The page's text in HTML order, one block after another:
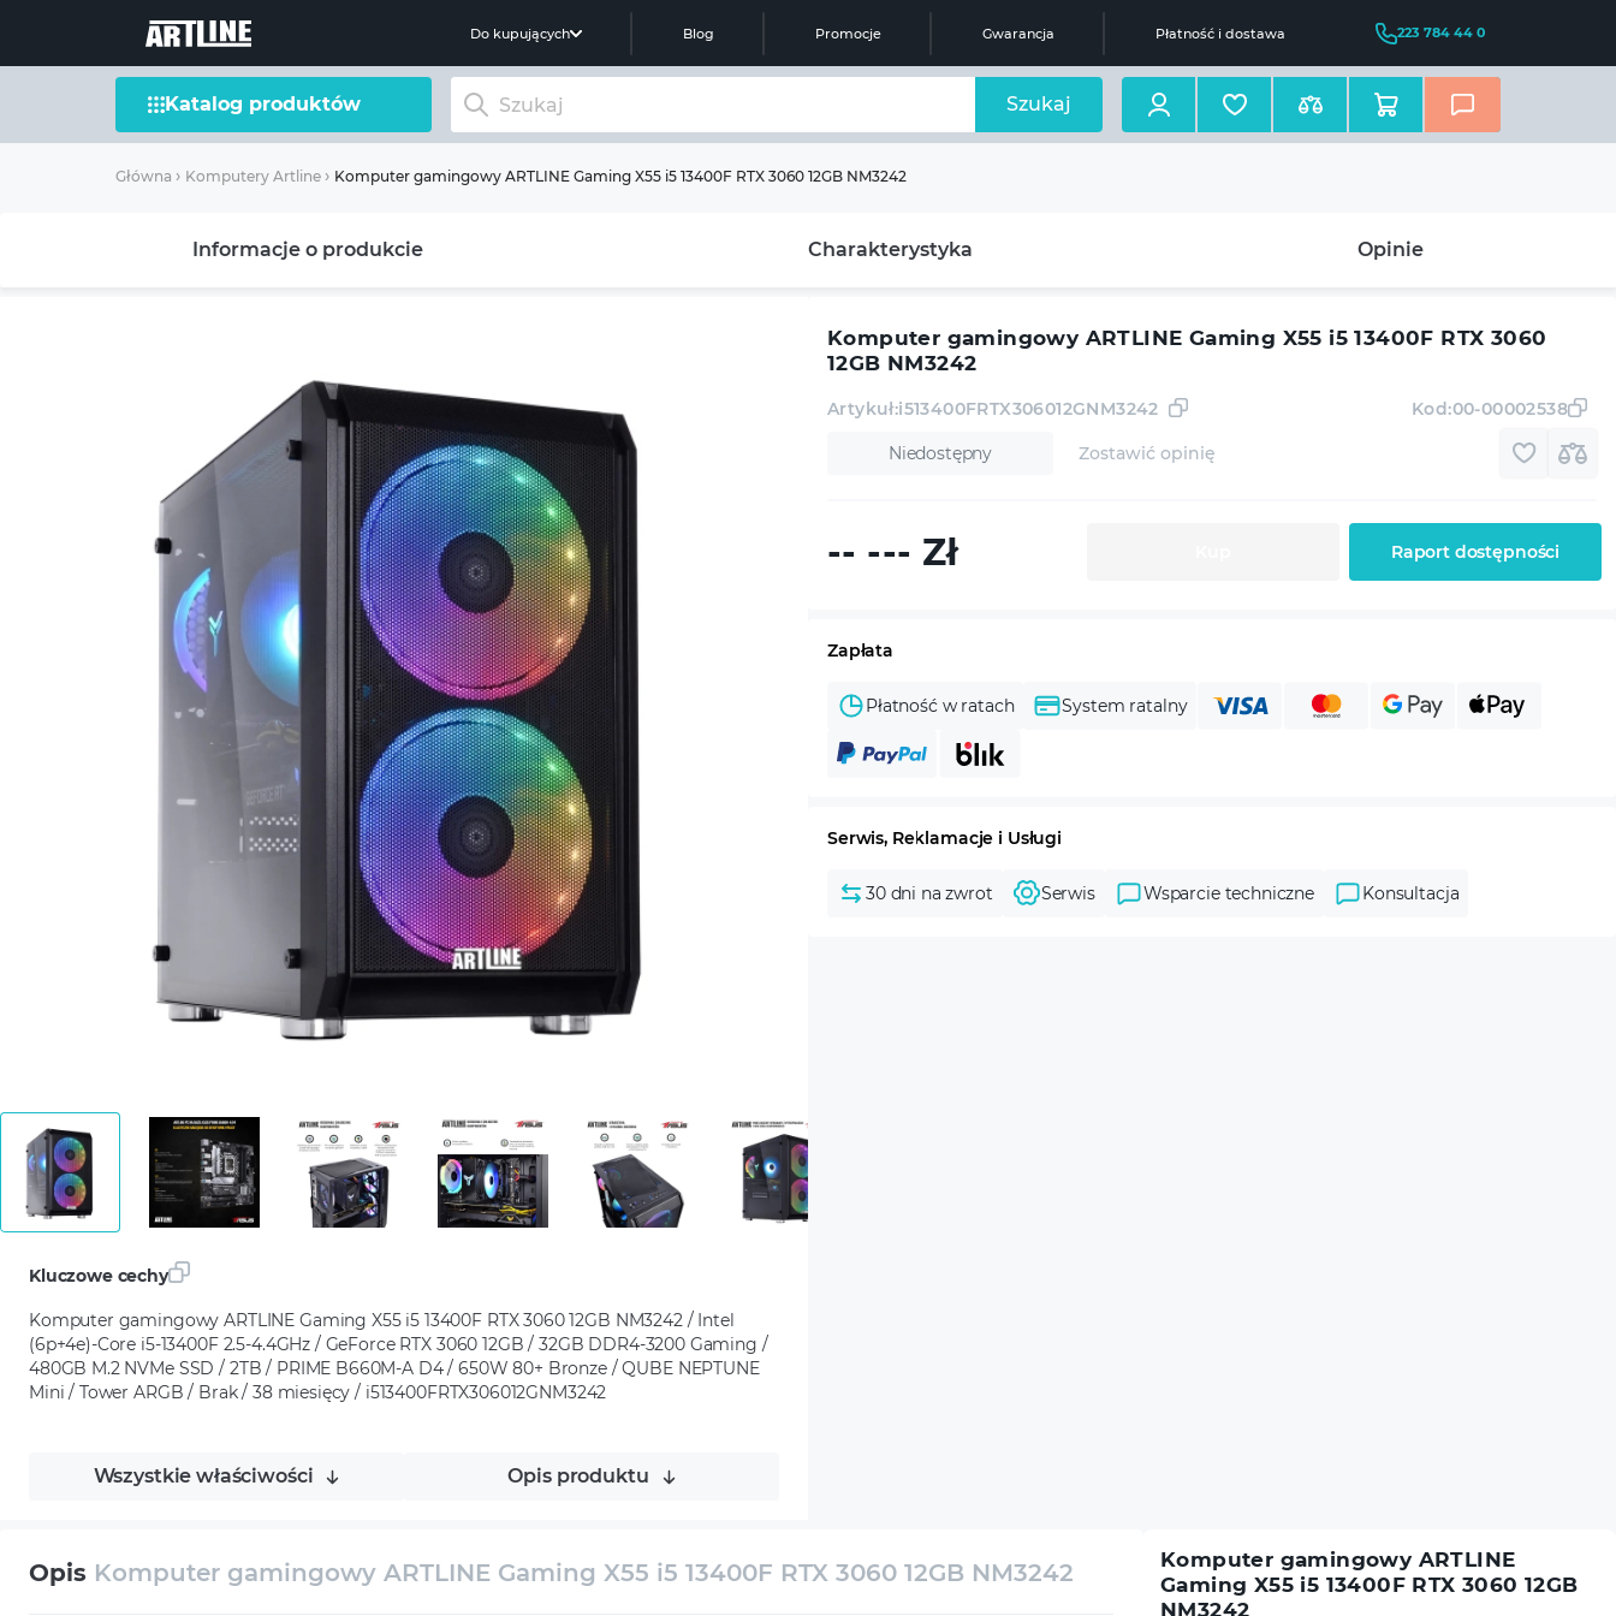
Do kupujących Blog Promocje Gwarancja Płatność i dostawa 223 784 44 0
Katalog produktów Szukaj
Główna Komputery Artline Komputer gamingowy ARTLINE Gaming X55 i5 13400F RTX 3060 12GB NM3242
Informacje o produkcie Charakterystyka Opinie
Kluczowe cechy
Komputer gamingowy ARTLINE Gaming X55 i5 13400F RTX 3060 12GB NM3242 / Intel
(6p+4e)-Core i5-13400F 2.5-4.4GHz / GeForce RTX 3060 12GB / 32GB DDR4-3200 Gaming /
480GB M.2 NVMe SSD / 2TB / PRIME B660M-A D4 / 650W 80+ Bronze / QUBE NEPTUNE
Mini / Tower ARGB / Brak / 38 miesięcy / i513400FRTX306012GNM3242
Wszystkie właściwości Opis produktu
Komputer gamingowy ARTLINE Gaming X55 i5 13400F RTX 3060
12GB NM3242
Niedostępny
Artykuł:i513400FRTX306012GNM3242
Zostawić opinię
Kod:00-00002538
-- --- Zł Raport dostępności
Zapłata
Płatność w ratach System ratalny
Serwis, Reklamacje i Usługi
30 dni na zwrot Serwis Wsparcie techniczne Konsultacja
Opis Komputer gamingowy ARTLINE Gaming X55 i5 13400F RTX 3060 12GB NM3242
Komputer gamingowy ARTLINE
Gaming X55 i5 13400F RTX 3060 12GB
NM3242